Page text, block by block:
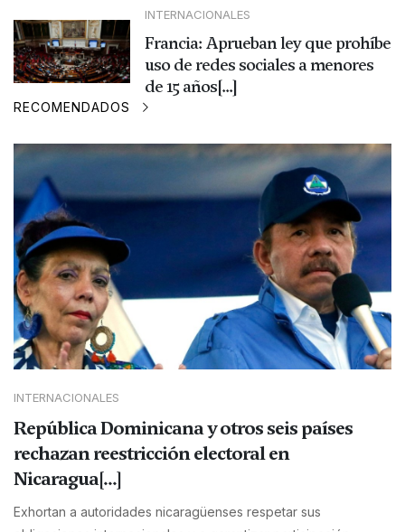
INTERNACIONALES
Francia: Aprueban ley que prohíbe
uso de redes sociales a menores
de 15 años[...]
RECOMENDADOS
INTERNACIONALES
República Dominicana y otros seis países
rechazan reestricción electoral en
Nicaragua[...]
Exhortan a autoridades nicaragüenses respetar sus